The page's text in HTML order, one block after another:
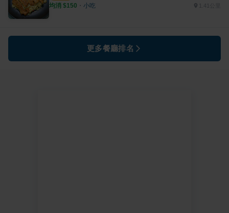
均消 $150 ・ 小吃 1.41公里
更多餐廳排名